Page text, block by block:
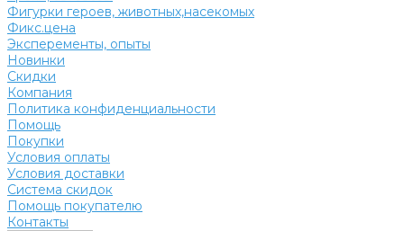
Фигурки героев, животных,насекомых
Фикс.цена
Эксперементы, опыты
Новинки
Скидки
Компания
Политика конфиденциальности
Помощь
Покупки
Условия оплаты
Условия доставки
Система скидок
Помощь покупателю
Контакты